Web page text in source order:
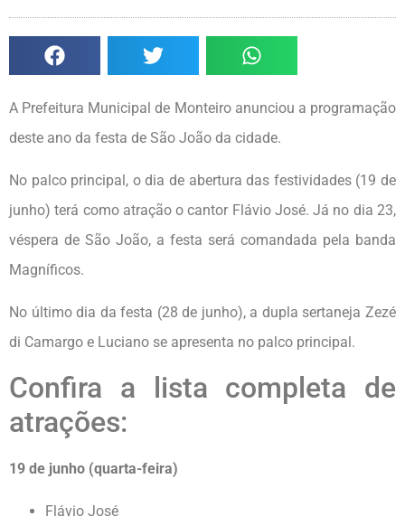
A Prefeitura Municipal de Monteiro anunciou a programação
deste ano da festa de São João da cidade.
No palco principal, o dia de abertura das festividades (19 de
junho) terá como atração o cantor Flávio José. Já no dia 23,
véspera de São João, a festa será comandada pela banda
Magníficos.
No último dia da festa (28 de junho), a dupla sertaneja Zezé
di Camargo e Luciano se apresenta no palco principal.
Confira a lista completa de
atrações:
19 de junho (quarta-feira)
Flávio José